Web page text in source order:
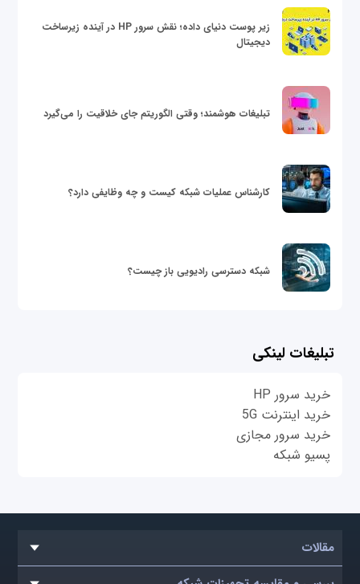
زیر پوست دنیای داده؛ نقش سرور HP در آینده زیرساخت
دیجیتال
تبلیغات هوشمند؛ وقتی الگوریتم جای خلاقیت را می‌گیرد
کارشناس عملیات شبکه کیست و چه وظایفی دارد؟
شبکه دسترسی رادیویی باز چیست؟
تبلیغات لینکی
خرید سرور HP
خرید اینترنت 5G
خرید سرور مجازی
پسیو شبکه
مقالات